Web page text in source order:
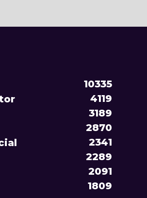
10335
4119
3189
2870
2341
2289
2091
1809